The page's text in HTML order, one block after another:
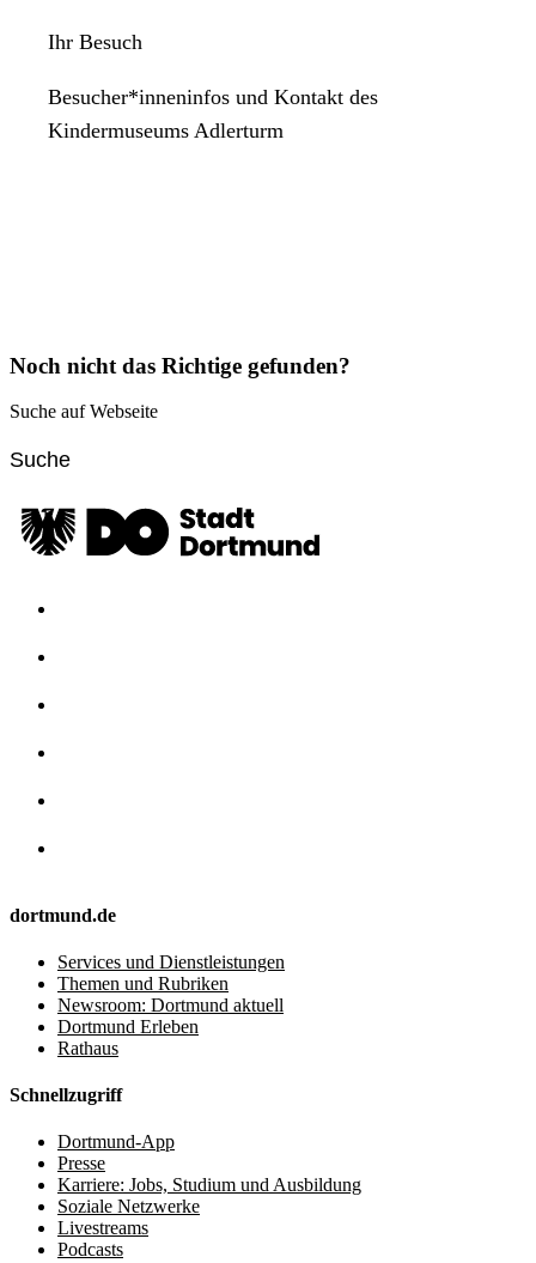
Ihr Besuch
Besucher*inneninfos und Kontakt des
Kindermuseums Adlerturm
Noch nicht das Richtige gefunden?
Suche auf Webseite
dortmund.de
Services und Dienstleistungen
Themen und Rubriken
Newsroom: Dortmund aktuell
Dortmund Erleben
Rathaus
Schnellzugriff
Dortmund-App
Presse
Karriere: Jobs, Studium und Ausbildung
Soziale Netzwerke
Livestreams
Podcasts